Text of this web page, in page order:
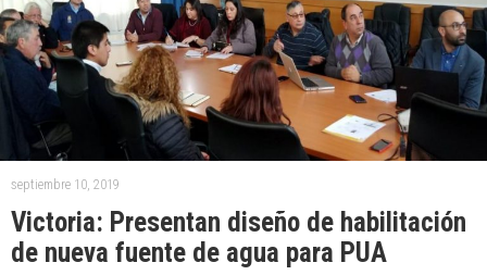
septiembre 10, 2019
Victoria: Presentan diseño de habilitación
de nueva fuente de agua para PUA